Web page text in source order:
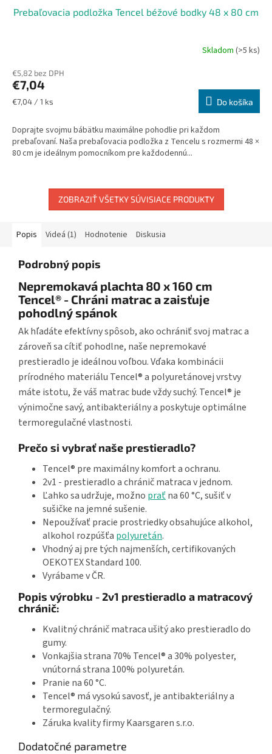
Prebaľovacia podložka Tencel béžové bodky 48 x 80 cm
Skladom (>5 ks)
€5,82 bez DPH
€7,04
Jednotková
€7,04 / 1 ks Do košíka
Doprajte svojmu bábätku maximálne pohodlie pri každom
prebaľovaní. Naša prebaľovacia podložka z Tencelu s rozmermi 48 ×
80 cm je ideálnym pomocníkom pre každodennú...
ZOBRAZIŤ VŠETKY SÚVISIACE PRODUKTY
Popis Videá (1) Hodnotenie Diskusia
Podrobný popis
Nepremokavá plachta 80 x 160 cm
Tencel® - Chráni matrac a zaisťuje
pohodlný spánok
Ak hľadáte efektívny spôsob, ako ochrániť svoj matrac a
zároveň sa cítiť pohodlne, naše nepremokavé
prestieradlo je ideálnou voľbou. Vďaka kombinácii
prírodného materiálu Tencel® a polyuretánovej vrstvy
máte istotu, že váš matrac bude vždy suchý. Tencel® je
výnimočne savý, antibakteriálny a poskytuje optimálne
termoregulačné vlastnosti.
Prečo si vybrať naše prestieradlo?
Tencel® pre maximálny komfort a ochranu.
2v1 - prestieradlo a chránič matraca v jednom.
Ľahko sa udržuje, možno praťna 60 °C, sušiť v
sušičke na jemné sušenie.
Nepoužívať pracie prostriedky obsahujúce alkohol,
alkohol rozpúšťa polyuretán.
Vhodný aj pre tých najmenších, certifikovaných
OEKOTEX Standard 100.
Vyrábame v ČR.
Popis výrobku - 2v1 prestieradlo a matracový
chránič:
Kvalitný chránič matraca ušitý ako prestieradlo do
gumy.
Vonkajšia strana 70% Tencel® a 30% polyester,
vnútorná strana 100% polyuretán.
Pranie na 60 °C.
Tencel® má vysokú savosť, je antibakteriálny a
termoregulačný.
Záruka kvality firmy Kaarsgaren s.r.o.
Dodatočné parametre